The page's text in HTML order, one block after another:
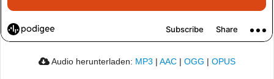
Audio herunterladen: MP3 | AAC | OGG | OPUS